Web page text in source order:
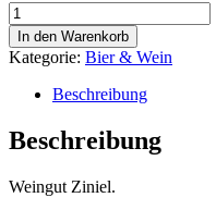
Zweigelt
DAC
Ziniel
Menge
In den Warenkorb
Kategorie: Bier & Wein
Beschreibung
Beschreibung
Weingut Ziniel.